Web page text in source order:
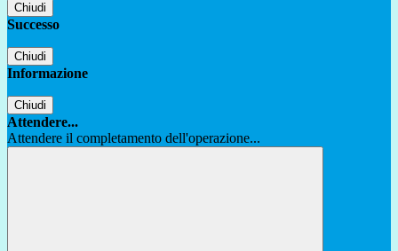
Chiudi
Successo
Chiudi
Informazione
Chiudi
Attendere...
Attendere il completamento dell'operazione...